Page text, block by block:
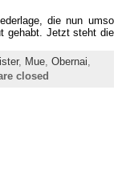
die nun umso
gehabt. Jetzt steht die
, Mue, Obernai,
closed